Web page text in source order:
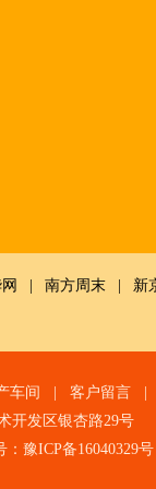
南方周末 新
车间 客户留言|
开发区银杏路29号
豫ICP备16040329号